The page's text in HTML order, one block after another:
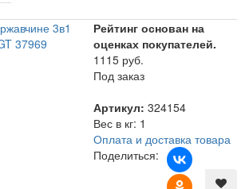
Рейтинг основан на
оценках покупателей.
1115 руб.
Под заказ
Артикул: 324154
Вес в кг: 1
Оплата и доставка товара
Поделиться: